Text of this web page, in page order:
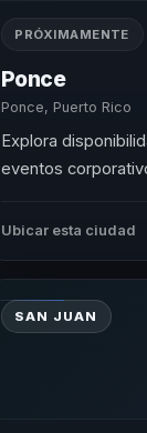
PRÓXIMAMENTE
Ponce
Ponce, Puerto Rico
Explora
eventos
Ubicar esta ciudad
SAN JUAN